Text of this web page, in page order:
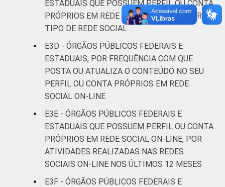
ESTADUAIS QUE POSSUEM PERFIL OU CONTA
PRÓPRIOS EM REDE SOCIAL ON-LINE, POR
TIPO DE REDE SOCIAL
E3D - ÓRGÃOS PÚBLICOS FEDERAIS E
ESTADUAIS, POR FREQUÊNCIA COM QUE
POSTA OU ATUALIZA O CONTEÚDO NO SEU
PERFIL OU CONTA PRÓPRIOS EM REDE
SOCIAL ON-LINE
E3E - ÓRGÃOS PÚBLICOS FEDERAIS E
ESTADUAIS QUE POSSUEM PERFIL OU CONTA
PRÓPRIOS EM REDE SOCIAL ON-LINE, POR
ATIVIDADES REALIZADAS NAS REDES
SOCIAIS ON-LINE NOS ÚLTIMOS 12 MESES
E3F - ÓRGÃOS PÚBLICOS FEDERAIS E